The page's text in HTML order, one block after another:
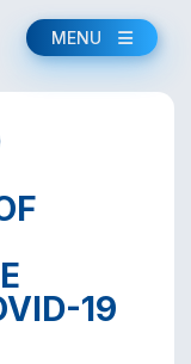
MENU
19